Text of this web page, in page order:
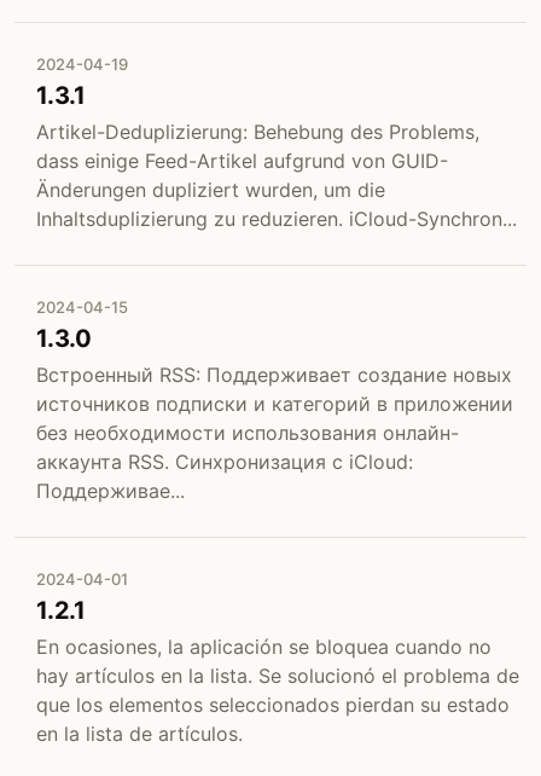
2024-04-19
1.3.1
Artikel-Deduplizierung: Behebung des Problems,
dass einige Feed-Artikel aufgrund von GUID-
Änderungen dupliziert wurden, um die
Inhaltsduplizierung zu reduzieren. iCloud-Synchron...
2024-04-15
1.3.0
Встроенный RSS: Поддерживает создание новых
источников подписки и категорий в приложении
без необходимости использования онлайн-
аккаунта RSS. Синхронизация с iCloud:
Поддерживае...
2024-04-01
1.2.1
En ocasiones, la aplicación se bloquea cuando no
hay artículos en la lista. Se solucionó el problema de
que los elementos seleccionados pierdan su estado
en la lista de artículos.